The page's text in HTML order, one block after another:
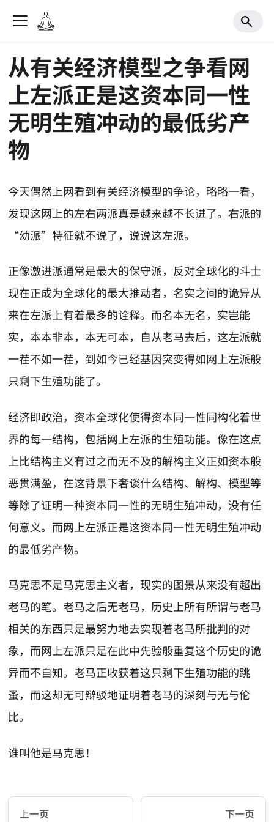
从有关经济模型之争看网
上左派正是这资本同一性
无明生殖冲动的最低劣产
物
今天偶然上网看到有关经济模型的争论，略略一看，
发现这网上的左右两派真是越来越不长进了。右派的
“幼派”特征就不说了，说说这左派。
正像激进派通常是最大的保守派，反对全球化的斗士
现在正成为全球化的最大推动者，名实之间的诡异从
来在左派上有着最多的诠释。而名本无名，实岂能
实，本本非本，本无可本，自从老马去后，这左派就
一茬不如一茬，到如今已经基因突变得如网上左派般
只剩下生殖功能了。
经济即政治，资本全球化使得资本同一性同构化着世
界的每一结构，包括网上左派的生殖功能。像在这点
上比结构主义有过之而无不及的解构主义正如资本般
恶贯满盈，在这背景下奢谈什么结构、解构、模型等
等除了证明一种资本同一性的无明生殖冲动，没有任
何意义。而网上左派正是这资本同一性无明生殖冲动
的最低劣产物。
马克思不是马克思主义者，现实的图景从来没有超出
老马的笔。老马之后无老马，历史上所有所谓与老马
相关的东西只是最努力地去实现着老马所批判的对
象，而网上左派只是在此中先验般重复这个历史的诡
异而不自知。老马正收获着这只剩下生殖功能的跳
蚤，而这却无可辩驳地证明着老马的深刻与无与伦
比。
谁叫他是马克思！
You are reading a page from chzhshch.blog, a
上一页 下一页